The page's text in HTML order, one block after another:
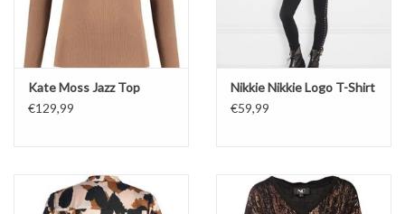
Merken
Kate Moss Jazz Top
€129,99
Nikkie Nikkie Logo T-Shirt
€59,99